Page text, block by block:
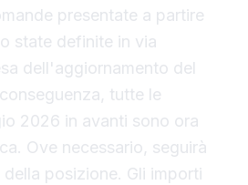
presentate a partire
state definite in via
dell'aggiornamento del
tutte le
2026 in avanti sono ora
Ove necessario, seguirà
posizione. Gli importi